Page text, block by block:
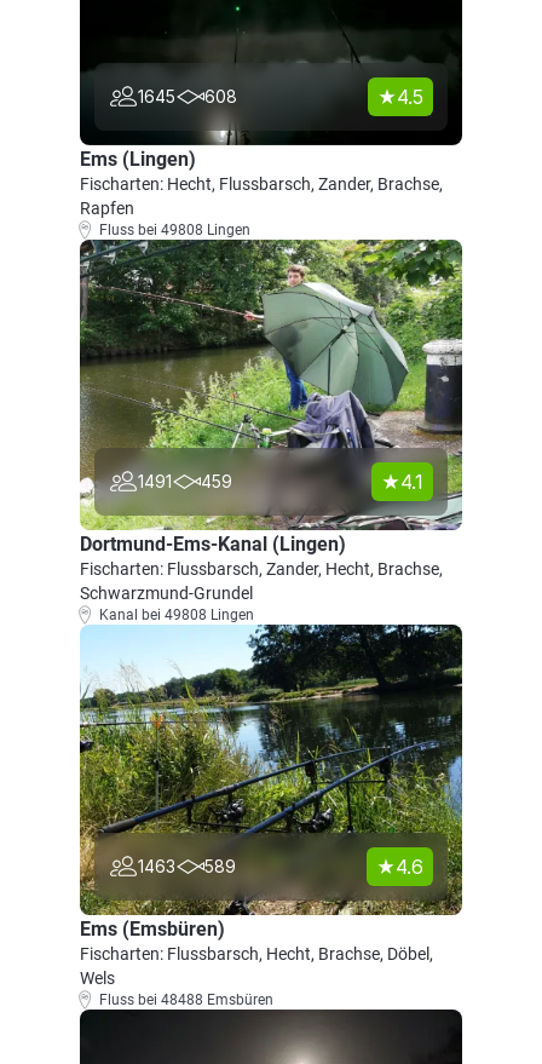
1645 608 4.5
Ems (Lingen)
Fischarten: Hecht, Flussbarsch, Zander, Brachse,
Rapfen
Fluss bei 49808 Lingen
1491 459 4.1
Dortmund-Ems-Kanal (Lingen)
Fischarten: Flussbarsch, Zander, Hecht, Brachse,
Schwarzmund-Grundel
Kanal bei 49808 Lingen
1463 589 4.6
Ems (Emsbüren)
Fischarten: Flussbarsch, Hecht, Brachse, Döbel,
Wels
Fluss bei 48488 Emsbüren